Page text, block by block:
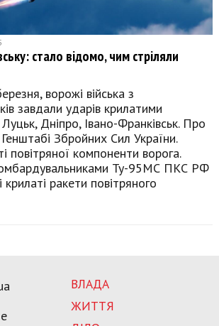
стало відомо, чим стріляли
ворожі війська з
завдали ударів крилатими
Дніпро, Івано-Франківськ. Про
Збройних Сил України.
повітряної компоненти ворога.
Ту-95МС ПКС РФ
крилаті ракети повітряного
ВЛАДА
ЖИТТЯ